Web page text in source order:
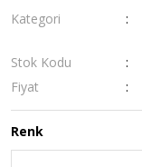
Kategori
Stok Kodu
Fiyat
Renk